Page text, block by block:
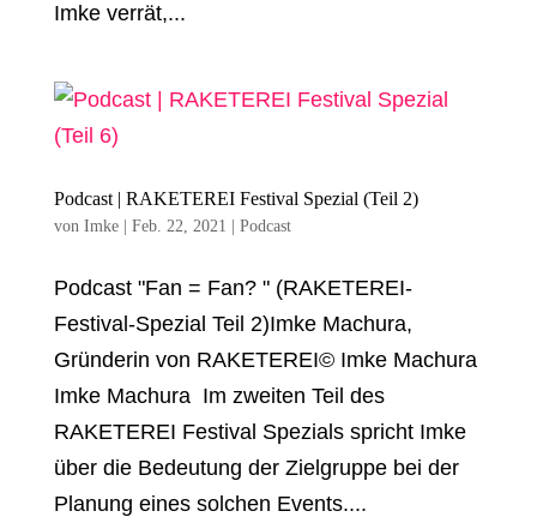
Imke verrät,...
Podcast | RAKETEREI Festival Spezial (Teil 2)
von Imke| Feb. 22, 2021 Podcast
Podcast "Fan = Fan? " (RAKETEREI-
Festival-Spezial Teil 2)Imke Machura,
Gründerin von RAKETEREI© Imke Machura
Imke Machura Im zweiten Teil des
RAKETEREI Festival Spezials spricht Imke
über die Bedeutung der Zielgruppe bei der
Planung eines solchen Events....